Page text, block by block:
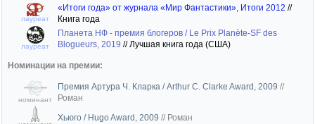
лауреат
«Итоги года» от журнала «Мир Фантастики», Итоги 2012 //
Книга года
лауреат
Планета НФ - премия блогеров / Le Prix Planète-SF des
Blogueurs, 2019 // Лучшая книга года (США)
Номинации на премии:
номинант
Премия Артура Ч. Кларка / Arthur C. Clarke Award, 2009 //
Роман
Хьюго / Hugo Award, 2009 // Роман